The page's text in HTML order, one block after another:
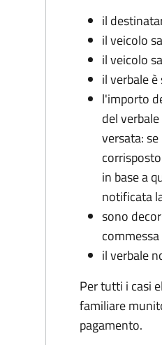
il
il veicolo
il veicolo
il verbale
l'importo
del
versata:
in base a
notificata
sono
il verbale
Per tutti i casi
familiare
pagamento.